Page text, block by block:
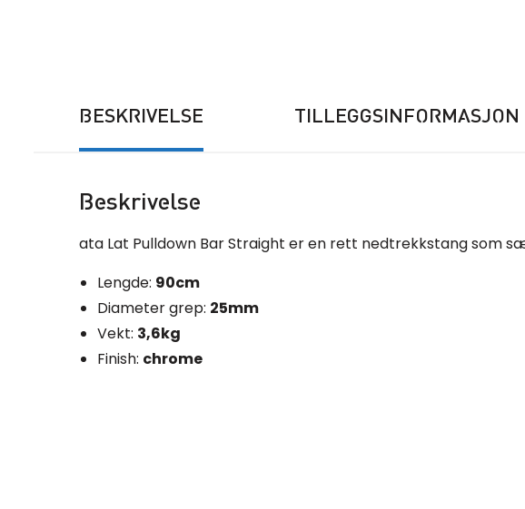
BESKRIVELSE TILLEGGSINFORMASJON
Beskrivelse
ata Lat Pulldown Bar Straight er en rett nedtrekkstang som
Lengde: 90cm
Diameter grep: 25mm
Vekt: 3,6kg
Finish: chrome